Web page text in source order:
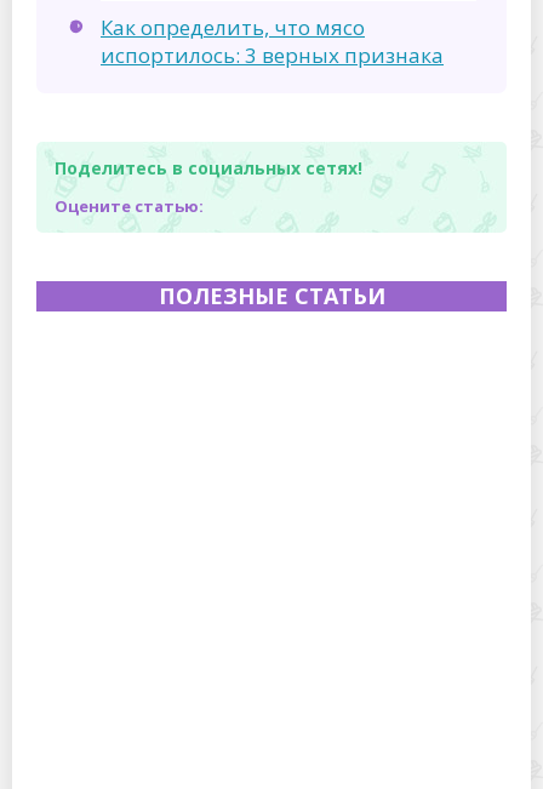
Как определить, что мясо
испортилось: 3 верных признака
Поделитесь в социальных сетях!
Оцените статью:
ПОЛЕЗНЫЕ СТАТЬИ